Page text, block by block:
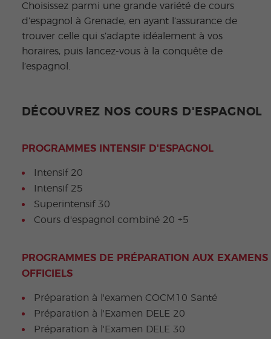
Choisissez parmi une grande variété de cours
d’espagnol à Grenade, en ayant l’assurance de
trouver celle qui s’adapte idéalement à vos
horaires, puis lancez-vous à la conquête de
l’espagnol.
DÉCOUVREZ NOS COURS D'ESPAGNOL
PROGRAMMES INTENSIF D'ESPAGNOL
Intensif 20
Intensif 25
Superintensif 30
Cours d'espagnol combiné 20 +5
PROGRAMMES DE PRÉPARATION AUX EXAMENS
OFFICIELS
Préparation à l'examen COCM10 Santé
Préparation à l'Examen DELE 20
Préparation à l'Examen DELE 30